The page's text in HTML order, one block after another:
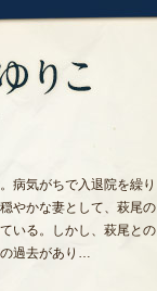
病気がちで入退院を繰り
やかな妻として、萩尾の
いる。しかし、萩尾との
過去があり…